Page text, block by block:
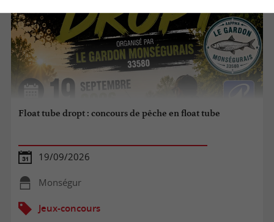
Float tube dropt : concours de pêche en float tube
19/09/2026
Monségur
Jeux-concours